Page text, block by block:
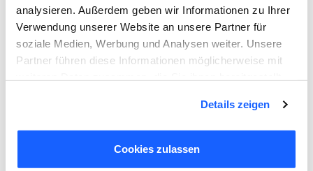
analysieren. Außerdem geben wir Informationen zu Ihrer
Verwendung unserer Website an unsere Partner für
soziale Medien, Werbung und Analysen weiter. Unsere
Partner führen diese Informationen möglicherweise mit
gesammelt haben. Sie geben Einwilligung zu unseren
Cookies, wenn Sie unsere Webseite weiterhin nutzen.
Details zeigen
Cookies zulassen